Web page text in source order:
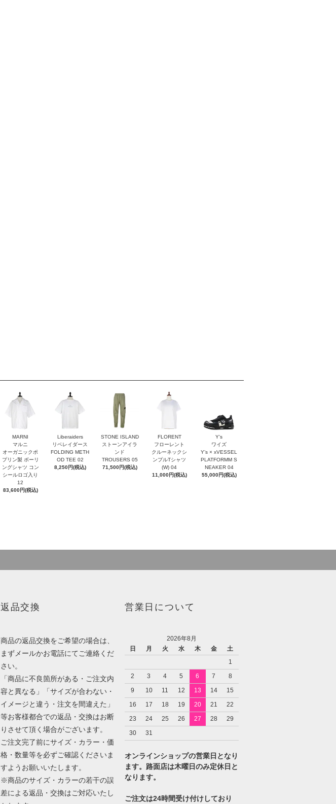
MARNI
マルニ
オーガニックポ
プリン製 ボーリ
ングシャツ コン
シールロゴ入り
12
83,600円(税込)
Liberaiders
リベレイダース
FOLDING METH
OD TEE 02
8,250円(税込)
STONE ISLAND
ストーンアイラ
ンド
TROUSERS 05
71,500円(税込)
FLORENT
フローレント
クルーネックシ
ンプルTシャツ
(W) 04
11,000円(税込)
Y’s
ワイズ
Y’s × xVESSEL
PLATFORMM S
NEAKER 04
55,000円(税込)
返品交換
商品の返品交換をご希望の場合は、
まずメールかお電話にてご連絡くだ
さい。
「商品に不良箇所がある・ご注文内
容と異なる」「サイズが合わない・
イメージと違う・注文を間違えた」
等お客様都合での返品・交換はお断
りさせて頂く場合がございます。
ご注文完了前にサイズ・カラー・価
格・数量等を必ずご確認くださいま
すようお願いいたします。
※商品のサイズ・カラーの若干の誤
差による返品・交換はご対応いたし
営業日について
2026年8月
日
月 火 水 木 金
土
1
2
3 4 5 6 7
8
9
10 11 12 13 14
15
16
17 18 19 20 21
22
23
24 25 26 27 28
29
30
31
オンラインショップの営業日となり
ます。路面店は木曜日のみ定休日と
なります。
ご注文は24時間受け付けしており